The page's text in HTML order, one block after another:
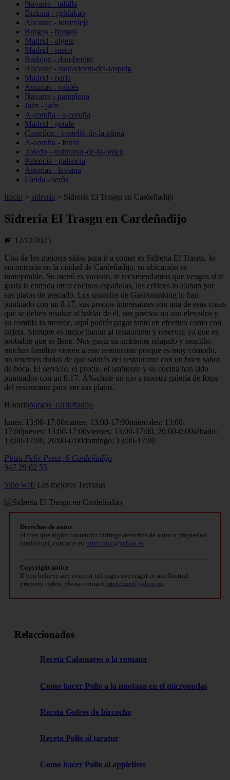
Navarra - tafalla
Bizkaia - galdakao
Alicante - torrevieja
Burgos - burgos
Madrid - algete
Madrid - meco
Badajoz - don-benito
Alicante - sant-vicent-del-raspeig
Madrid - parla
Asturias - valdés
Navarra - pamplona
Jaén - jaén
A-coruña - a-coruña
Madrid - getafe
Castellón - castelló-de-la-plana
A-coruña - ferrol
Toledo - quintanar-de-la-orden
Palencia - palencia
Asturias - laviana
Lleida - seròs
Inicio > sidreria > Sidreria El Trasgu en Cardeñadijo
Sidreria El Trasgu en Cardeñadijo
📅 12/12/2025
Uno de los mejores sitios para ir a comer es Sidreria El Trasgu, lo
encontrarás en la ciudad de Cardeñadijo, su ubicación es
inmejorable. Su menú es variado, te recomendamos que vengas si te
gusta la comida otras cocinas españolas, los críticos lo alaban por
sus platos de pescado. Los usuarios de Gastroranking lo han
puntuado con un 8.17, sus precios interesantes son una de esas cosas
que se deben resaltar al hablar de él, sus precios no son elevados y
su comida lo merece, aquí podrás pagar tanto en efectivo como con
tarjeta. Siempre es mejor llamar al restaurante y reservar, ya que es
probable que se llene. Nos gusta su ambiente relajado y sencillo,
muchas familias vienen a este restaurante porque es muy cómodo,
no tenemos dudas de que saldrás del restaurante con un buen sabor
de boca. El servicio, el precio, el ambiente y su cocina han sido
puntuados con un 8.17, Ã‰chale un ojo a nuestra galería de fotos
del restaurante para ver sus platos.
Horarioburgos_cardeñadijo
lunes: 13:00-17:00martes: 13:00-17:00miércoles: 13:00-
17:00jueves: 13:00-17:00viernes: 13:00-17:00, 20:00-0:00sábado:
13:00-17:00, 20:00-0:00domingo: 13:00-17:00
Plaza Felix Perez, 6 Cardeñadijo
947 29 02 55
Sitio web Las mejores Terrazas
Derechos de autor
Si cree que algún contenido infringe derechos de autor o propiedad
intelectual, contacte en bitelchux@yahoo.es
Copyright notice
If you believe any content infringes copyright or intellectual
property rights, please contact bitelchux@yahoo.es
Relaccionados
Receta Calamares a la romana
Como hacer Pollo a la mostaza en el microondas
Receta Gofres de bizcocho
Receta Pollo al taratur
Como hacer Pollo al appletiser